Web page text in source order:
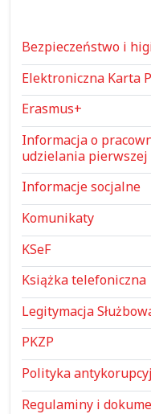
Bezpieczeństwo i
Elektroniczna Karta
Erasmus+
Informacja o
udzielania pierwszej
Informacje socjalne
Komunikaty
KSeF
Książka telefoniczna
Legitymacja
PKZP
Polityka
Regulaminy i